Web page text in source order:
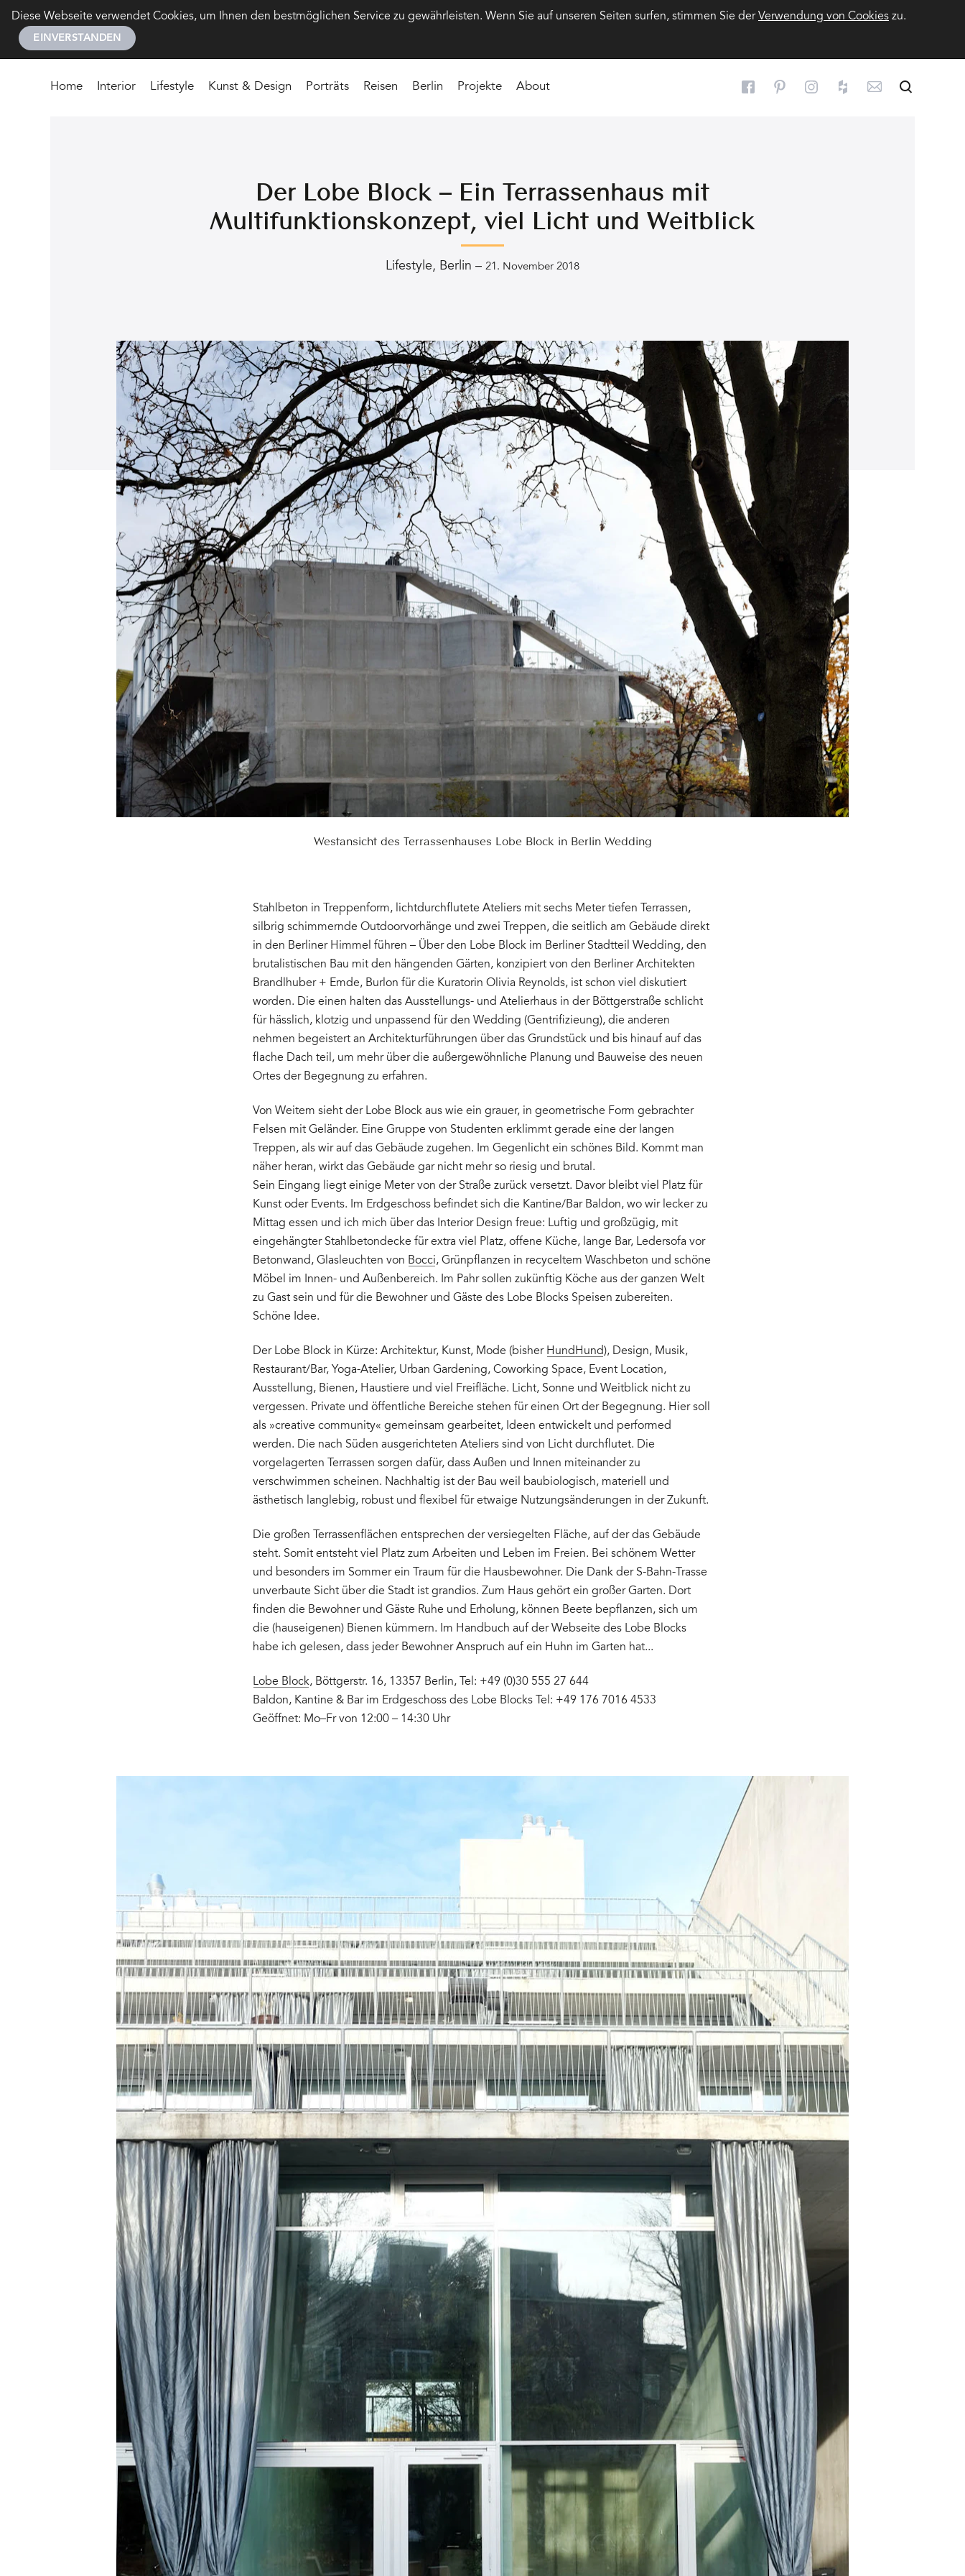
Diese Webseite verwendet Cookies, um Ihnen den bestmöglichen Service zu gewährleisten. Wenn Sie auf unseren Seiten surfen, stimmen Sie derVerwendung von Cookies zu.
EINVERSTANDEN
Home Interior Lifestyle Kunst & Design Porträts Reisen Berlin Projekte About
Der Lobe Block – Ein Terrassenhaus mit
Multifunktionskonzept, viel Licht und Weitblick
Lifestyle, Berlin – 21. November 2018
Westansicht des Terrassenhauses Lobe Block in Berlin Wedding
Stahlbeton in Treppenform, lichtdurchflutete Ateliers mit sechs Meter tiefen Terrassen,
silbrig schimmernde Outdoorvorhänge und zwei Treppen, die seitlich am Gebäude direkt
in den Berliner Himmel führen – Über den Lobe Block im Berliner Stadtteil Wedding, den
brutalistischen Bau mit den hängenden Gärten, konzipiert von den Berliner Architekten
Brandlhuber + Emde, Burlon für die Kuratorin Olivia Reynolds, ist schon viel diskutiert
worden. Die einen halten das Ausstellungs- und Atelierhaus in der Böttgerstraße schlicht
für hässlich, klotzig und unpassend für den Wedding (Gentrifizieung), die anderen
nehmen begeistert an Architekturführungen über das Grundstück und bis hinauf auf das
flache Dach teil, um mehr über die außergewöhnliche Planung und Bauweise des neuen
Ortes der Begegnung zu erfahren.
Von Weitem sieht der Lobe Block aus wie ein grauer, in geometrische Form gebrachter
Felsen mit Geländer. Eine Gruppe von Studenten erklimmt gerade eine der langen
Treppen, als wir auf das Gebäude zugehen. Im Gegenlicht ein schönes Bild. Kommt man
näher heran, wirkt das Gebäude gar nicht mehr so riesig und brutal.
Sein Eingang liegt einige Meter von der Straße zurück versetzt. Davor bleibt viel Platz für
Kunst oder Events. Im Erdgeschoss befindet sich die Kantine/Bar Baldon, wo wir lecker zu
Mittag essen und ich mich über das Interior Design freue: Luftig und großzügig, mit
eingehängter Stahlbetondecke für extra viel Platz, offene Küche, lange Bar, Ledersofa vor
Betonwand, Glasleuchten von Bocci, Grünpflanzen in recyceltem Waschbeton und schöne
Möbel im Innen- und Außenbereich. Im Pahr sollen zukünftig Köche aus der ganzen Welt
zu Gast sein und für die Bewohner und Gäste des Lobe Blocks Speisen zubereiten.
Schöne Idee.
Der Lobe Block in Kürze: Architektur, Kunst, Mode (bisher HundHund), Design, Musik,
Restaurant/Bar, Yoga-Atelier, Urban Gardening, Coworking Space, Event Location,
Ausstellung, Bienen, Haustiere und viel Freifläche. Licht, Sonne und Weitblick nicht zu
vergessen. Private und öffentliche Bereiche stehen für einen Ort der Begegnung. Hier soll
als »creative community« gemeinsam gearbeitet, Ideen entwickelt und performed
werden. Die nach Süden ausgerichteten Ateliers sind von Licht durchflutet. Die
vorgelagerten Terrassen sorgen dafür, dass Außen und Innen miteinander zu
verschwimmen scheinen. Nachhaltig ist der Bau weil baubiologisch, materiell und
ästhetisch langlebig, robust und flexibel für etwaige Nutzungsänderungen in der Zukunft.
Die großen Terrassenflächen entsprechen der versiegelten Fläche, auf der das Gebäude
steht. Somit entsteht viel Platz zum Arbeiten und Leben im Freien. Bei schönem Wetter
und besonders im Sommer ein Traum für die Hausbewohner. Die Dank der S-Bahn-Trasse
unverbaute Sicht über die Stadt ist grandios. Zum Haus gehört ein großer Garten. Dort
finden die Bewohner und Gäste Ruhe und Erholung, können Beete bepflanzen, sich um
die (hauseigenen) Bienen kümmern. Im Handbuch auf der Webseite des Lobe Blocks
habe ich gelesen, dass jeder Bewohner Anspruch auf ein Huhn im Garten hat...
Lobe Block, Böttgerstr. 16, 13357 Berlin, Tel: +49 (0)30 555 27 644
Baldon, Kantine & Bar im Erdgeschoss des Lobe Blocks Tel: +49 176 7016 4533
Geöffnet: Mo–Fr von 12:00 – 14:30 Uhr